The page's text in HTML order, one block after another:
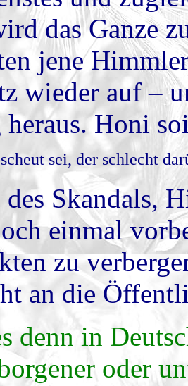
das Ganze
jene
wieder auf –
heraus. Honi
sei, der schlecht
Skandals,
einmal
zu
an die
denn in
oder